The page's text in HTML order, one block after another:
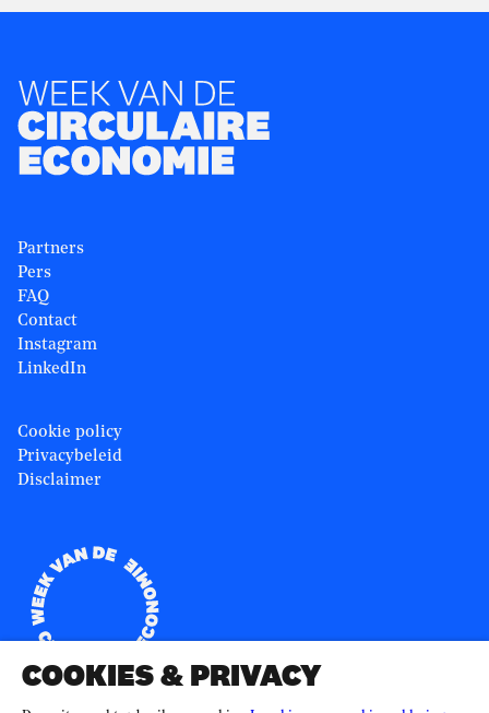
Partners
Pers
FAQ
Contact
Instagram
LinkedIn
Cookie policy
Privacybeleid
Disclaimer